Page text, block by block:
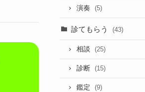
演奏 (5)
診てもらう (43)
相談 (25)
診断 (15)
鑑定 (9)